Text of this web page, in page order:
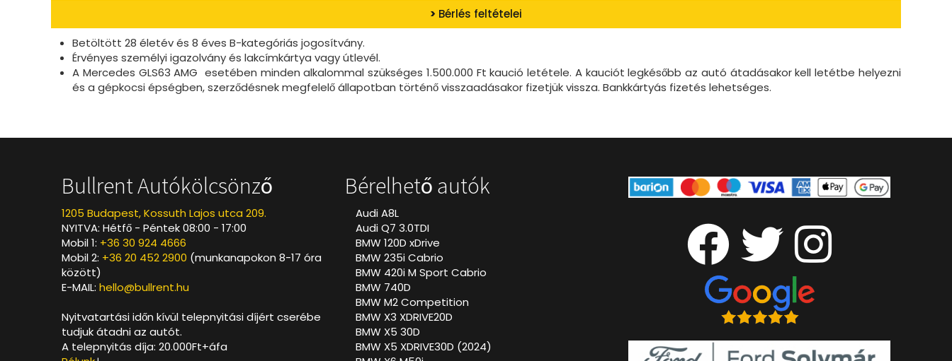
> Bérlés feltételei
Betöltött 28 életév és 8 éves B-kategóriás jogosítvány.
Érvényes személyi igazolvány és lakcímkártya vagy útlevél.
A Mercedes GLS63 AMG esetében minden alkalommal szükséges 1.500.000 Ft kaució letétele. A kauciót legkésőbb az autó átadásakor kell letétbe helyezni
és a gépkocsi épségben, szerződésnek megfelelő állapotban történő visszaadásakor fizetjük vissza. Bankkártyás fizetés lehetséges.
Bullrent Autókölcsönző
1205 Budapest, Kossuth Lajos utca 209.
NYITVA: Hétfő - Péntek 08:00 - 17:00
Mobil 1: +36 30 924 4666
Mobil 2: +36 20 452 2900 (munkanapokon 8-17 óra
között)
E-MAIL: hello@bullrent.hu
Nyitvatartási időn kívül telepnyitási díjért cserébe
tudjuk átadni az autót.
A telepnyitás díja: 20.000Ft+áfa
Bérelhető autók
Audi A8L
Audi Q7 3.0TDI
BMW 120D xDrive
BMW 235i Cabrio
BMW 420i M Sport Cabrio
BMW 740D
BMW M2 Competition
BMW X3 XDRIVE20D
BMW X5 30D
BMW X5 XDRIVE30D (2024)